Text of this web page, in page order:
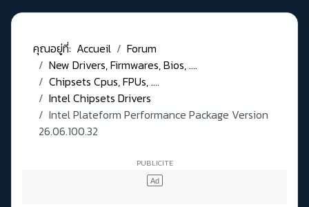
คุณอยู่ที่: Accueil
Forum
New Drivers, Firmwares, Bios, ....
Chipsets Cpus, FPUs, ....
Intel Chipsets Drivers
Intel Plateform Performance Package Version
26.06.100.32